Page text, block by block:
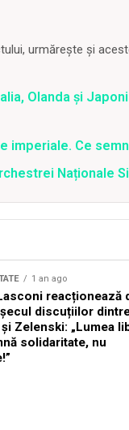
urmărește și
Olanda şi
imperiale. Ce
Naționale
1 an ago
reacționează
discuțiilor
Zelenski: „Lumea
solidaritate, nu